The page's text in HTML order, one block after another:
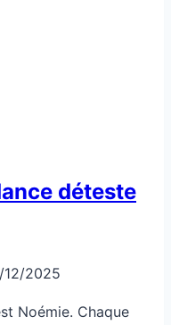
déteste
12/2025
Noémie. Chaque